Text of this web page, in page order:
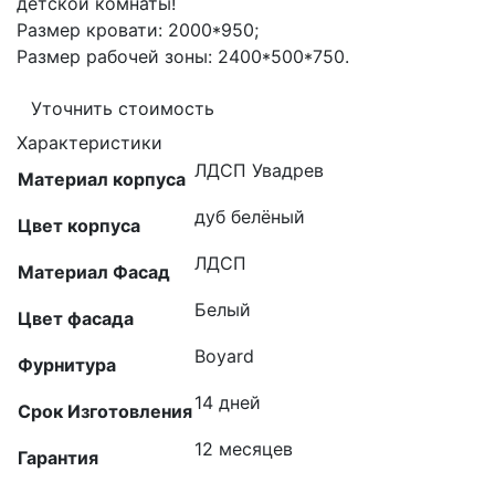
Размер кровати: 2000*950;
Размер рабочей зоны: 2400*500*750.
Уточнить стоимость
Характеристики
Материал корпуса ЛДСП Увадрев
Цвет корпуса дуб белёный
Материал Фасад ЛДСП
Цвет фасада Белый
Фурнитура Boyard
Срок Изготовления14 дней
Гарантия 12 месяцев